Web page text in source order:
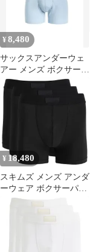
¥ 8,480
サックスアンダーウェ
アー メンズ ボクサーパ
ンツ SAXX
UNDERWEAR Smooth
Luxe Micro Modal Boxer
Brief Blue Fog ブルー
¥ 18,480
スキムズ メンズ アンダ
ーウェア ボクサーパン
ツ コットン SKIMS
Cotton Boxer Brief 3